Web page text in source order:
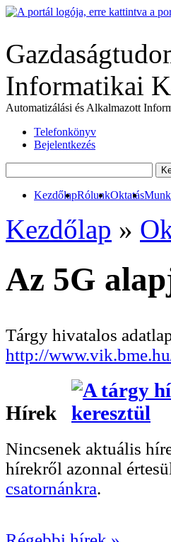
Informatikai
Automatizálási és Alkalmazott
Telefonkönyv
Bejelentkezés
KezdőlapRólunkOktatás
Kezdőlap »
Az 5G
Tárgy hivatalos
http://
Hírek
Nincsenek aktuális
hírekről azonnal
csatornánkra.